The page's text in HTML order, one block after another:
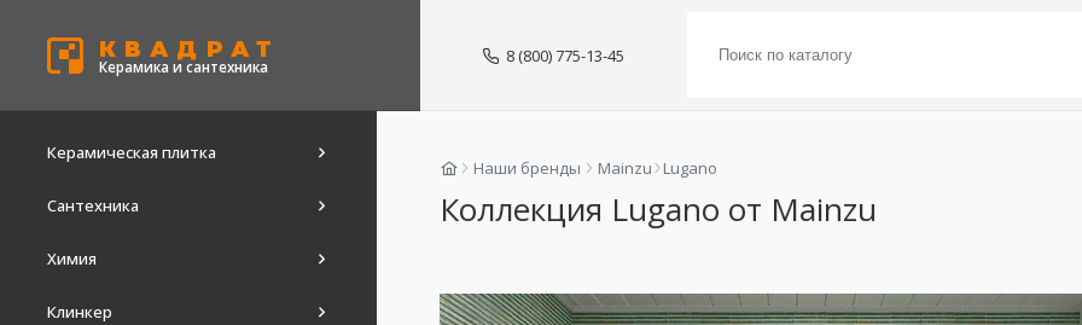
КВАДРАТ
Керамика и сантехника
8 (800) 775-13-45
Керамическая плитка
Сантехника
Химия
Клинкер
Наши бренды Mainzu Lugano
Коллекция Lugano от Mainzu